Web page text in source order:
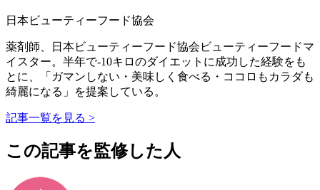
日本ビューティーフード協会
薬剤師、日本ビューティーフード協会ビューティーフードマ
イスター。半年で-10キロのダイエットに成功した経験をも
とに、「ガマンしない・美味しく食べる・ココロもカラダも
綺麗になる」を提案している。
記事一覧を見る >
この記事を監修した人